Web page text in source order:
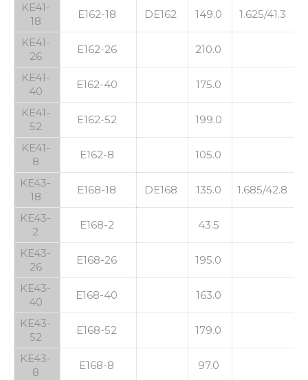
KE41-
18
E162-18 DE162 149.0 1.625/41.3
KE41-
26
E162-26 210.0
KE41-
40
E162-40 175.0
KE41-
52
E162-52 199.0
KE41-
8
E162-8 105.0
KE43-
18
E168-18 DE168 135.0 1.685/42.8
KE43-
2
E168-2 43.5
KE43-
26
E168-26 195.0
KE43-
40
E168-40 163.0
KE43-
52
E168-52 179.0
KE43-
8
E168-8 97.0